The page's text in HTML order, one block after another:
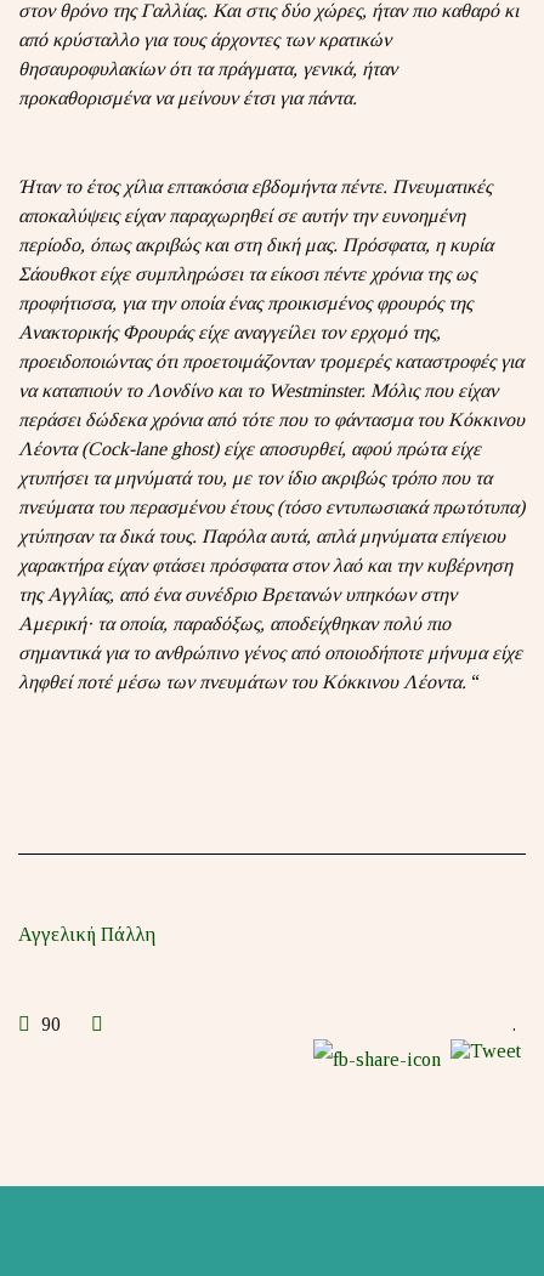
στον θρόνο της Γαλλίας. Και στις δύο χώρες, ήταν πιο καθαρό κι
από κρύσταλλο για τους άρχοντες των κρατικών
θησαυροφυλακίων ότι τα πράγματα, γενικά, ήταν
προκαθορισμένα να μείνουν έτσι για πάντα.
Ήταν το έτος χίλια επτακόσια εβδομήντα πέντε. Πνευματικές
αποκαλύψεις είχαν παραχωρηθεί σε αυτήν την ευνοημένη
περίοδο, όπως ακριβώς και στη δική μας. Πρόσφατα, η κυρία
Σάουθκοτ είχε συμπληρώσει τα είκοσι πέντε χρόνια της ως
προφήτισσα, για την οποία ένας προικισμένος φρουρός της
Ανακτορικής Φρουράς είχε αναγγείλει τον ερχομό της,
προειδοποιώντας ότι προετοιμάζονταν τρομερές καταστροφές για
να καταπιούν το Λονδίνο και το Westminster. Μόλις που είχαν
περάσει δώδεκα χρόνια από τότε που το φάντασμα του Κόκκινου
Λέοντα (Cock-lane ghost) είχε αποσυρθεί, αφού πρώτα είχε
χτυπήσει τα μηνύματά του, με τον ίδιο ακριβώς τρόπο που τα
πνεύματα του περασμένου έτους (τόσο εντυπωσιακά πρωτότυπα)
χτύπησαν τα δικά τους. Παρόλα αυτά, απλά μηνύματα επίγειου
χαρακτήρα είχαν φτάσει πρόσφατα στον λαό και την κυβέρνηση
της Αγγλίας, από ένα συνέδριο Βρετανών υπηκόων στην
Αμερική· τα οποία, παραδόξως, αποδείχθηκαν πολύ πιο
σημαντικά για το ανθρώπινο γένος από οποιοδήποτε μήνυμα είχε
ληφθεί ποτέ μέσω των πνευμάτων του Κόκκινου Λέοντα. “
Αγγελική Πάλλη
.
90